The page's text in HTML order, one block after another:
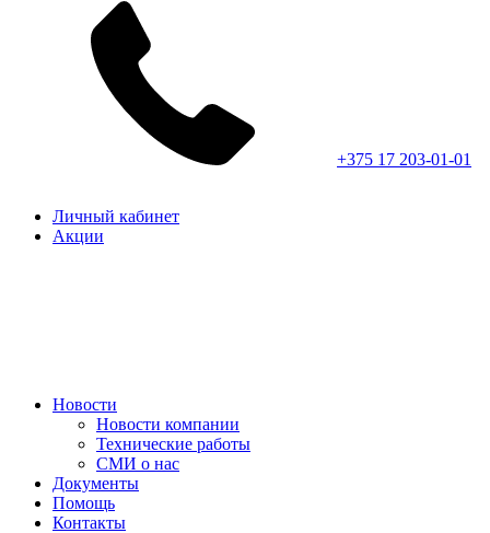
+375 17 203-01-01
Личный кабинет
Акции
Новости
Новости компании
Технические работы
СМИ о нас
Документы
Помощь
Контакты